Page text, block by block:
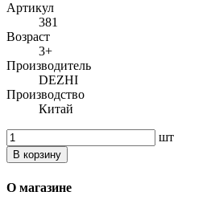
Артикул
381
Возраст
3+
Производитель
DEZHI
Производство
Китай
шт
В корзину
О магазине